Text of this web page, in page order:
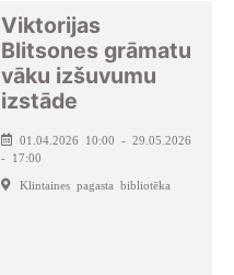
Viktorijas
Blitsones grāmatu
vāku izšuvumu
izstāde
01.04.2026 10:00 - 29.05.2026
- 17:00
Klintaines pagasta bibliotēka